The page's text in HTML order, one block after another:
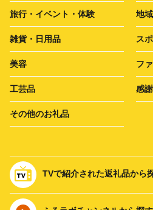
旅行・イベント・体験 地
雑貨・日用品 ス
美容 フ
工芸品 感
その他のお礼品
TVで紹介された返礼品から